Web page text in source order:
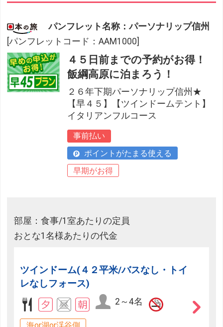
パンフレット名称：パーソナリップ信州
[パンフレットコード：AAM1000]
４５日前までの予約がお得！
飯綱高原に泊まろう！
２６年下期パーソナリップ信州★
【早４５】【ツインドームテント】
イタリアンフルコース
事前払い
ポイントがたまる使える
早期がお得
部屋：食事/1室あたりの定員
おとな1名様あたりの代金
ツインドーム(４２平米/バスなし・トイ
レなしフォース)
2～4名